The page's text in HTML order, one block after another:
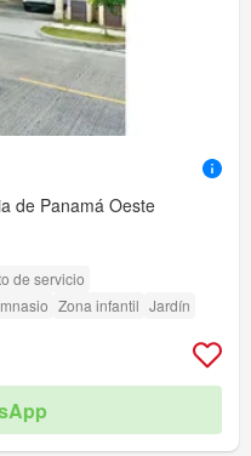
de Panamá Oeste
de servicio
Zona infantil Jardín